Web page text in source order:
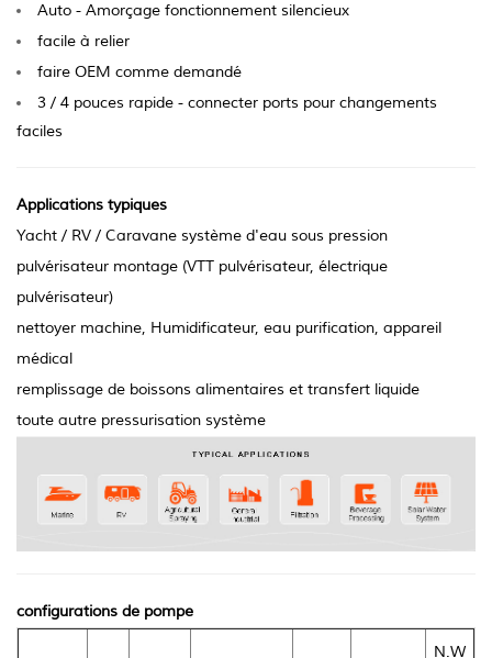
Auto - Amorçage fonctionnement silencieux
facile à relier
faire OEM comme demandé
3 / 4 pouces rapide - connecter ports pour changements
faciles
Applications typiques
Yacht / RV / Caravane système d'eau sous pression
pulvérisateur montage (VTT pulvérisateur, électrique
pulvérisateur)
nettoyer machine, Humidificateur, eau purification, appareil
médical
remplissage de boissons alimentaires et transfert liquide
toute autre pressurisation système
configurations de pompe
N.W